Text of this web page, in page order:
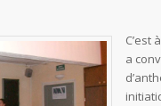
C’est
a